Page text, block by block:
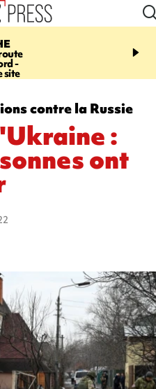
09:14
touristes au Porge,
contre la Russie
:
ont